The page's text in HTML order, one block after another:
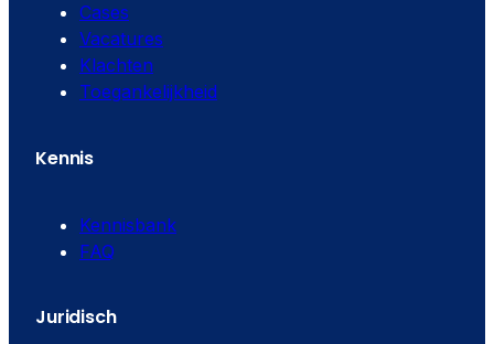
Cases
Vacatures
Klachten
Toegankelijkheid
Kennis
Kennisbank
FAQ
Juridisch